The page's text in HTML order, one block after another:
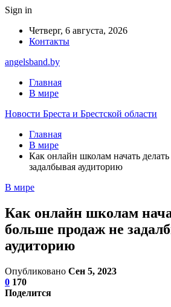
Sign in
Четверг, 6 августа, 2026
Контакты
angelsband.by
Главная
В мире
Новости Бреста и Брестской области
Главная
В мире
Как онлайн школам начать
задалбывая аудиторию
В мире
Как онлайн школам
больше продаж не
аудиторию
Опубликовано Сен 5, 2023
0 170
Поделится